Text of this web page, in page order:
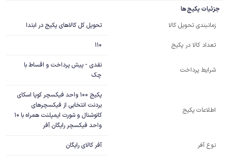
جزئیات پکیج ها
زمانبندی تحویل کالا
تحویل کل کالاهای پکیج در ابتدا
تعداد کالا در پکیج 110
شرایط پرداخت
نقدی - پیش پرداخت و اقساط با
چک
اطلاعات پکیج
واحد فیکسچر رایگان آفر
نوع آفر آفر کالای رایگان